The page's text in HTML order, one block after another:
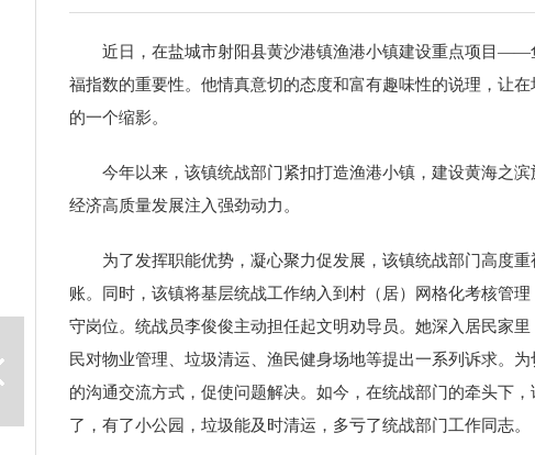
近日，在盐城市射阳县黄沙港镇渔港小镇建设重点项目——
福指数的重要性。他情真意切的态度和富有趣味性的说理，让
的一个缩影。
今年以来，该镇统战部门紧扣打造渔港小镇，建设黄海之
经济高质量发展注入强劲动力。
为了发挥职能优势，凝心聚力促发展，该镇统战部门高度
账。同时，该镇将基层统战工作纳入到村（居）网格化考核管
守岗位。统战员李俊俊主动担任起文明劝导员。她深入居民家
民对物业管理、垃圾清运、渔民健身场地等提出一系列诉求。
的沟通交流方式，促使问题解决。如今，在统战部门的牵头下
了，有了小公园，垃圾能及时清运，多亏了统战部门工作同志。